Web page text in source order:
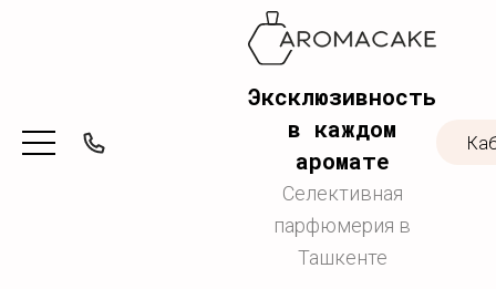
Эксклюзивность
в каждом
аромате
Селективная
парфюмерия в
Ташкенте